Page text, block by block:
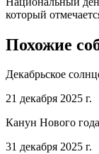
который
Похожие
Декабрьское
21 декабря 2025 г.
Канун Нового года
31 декабря 2025 г.